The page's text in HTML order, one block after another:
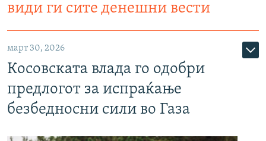
види ги сите денешни вести
март 30, 2026
Косовската влада го одобри
предлогот за испраќање
безбедносни сили во Газа